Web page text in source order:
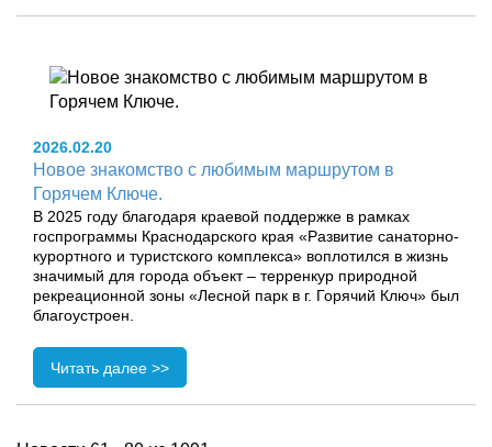
2026.02.20
Новое знакомство с любимым маршрутом в
Горячем Ключе.
В 2025 году благодаря краевой поддержке в рамках
госпрограммы Краснодарского края «Развитие санаторно-
курортного и туристского комплекса» воплотился в жизнь
значимый для города объект – терренкур природной
рекреационной зоны «Лесной парк в г. Горячий Ключ» был
благоустроен.
Читать далее >>